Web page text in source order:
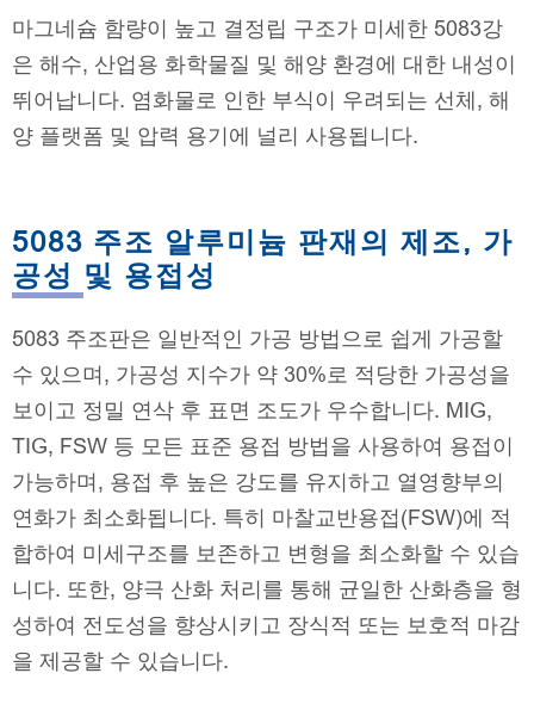
마그네슘 함량이 높고 결정립 구조가 미세한 5083강
은 해수, 산업용 화학물질 및 해양 환경에 대한 내성이
뛰어납니다. 염화물로 인한 부식이 우려되는 선체, 해
양 플랫폼 및 압력 용기에 널리 사용됩니다.
5083 주조 알루미늄 판재의 제조, 가
공성 및 용접성
5083 주조판은 일반적인 가공 방법으로 쉽게 가공할
수 있으며, 가공성 지수가 약 30%로 적당한 가공성을
보이고 정밀 연삭 후 표면 조도가 우수합니다. MIG,
TIG, FSW 등 모든 표준 용접 방법을 사용하여 용접이
가능하며, 용접 후 높은 강도를 유지하고 열영향부의
연화가 최소화됩니다. 특히 마찰교반용접(FSW)에 적
합하여 미세구조를 보존하고 변형을 최소화할 수 있습
니다. 또한, 양극 산화 처리를 통해 균일한 산화층을 형
성하여 전도성을 향상시키고 장식적 또는 보호적 마감
을 제공할 수 있습니다.